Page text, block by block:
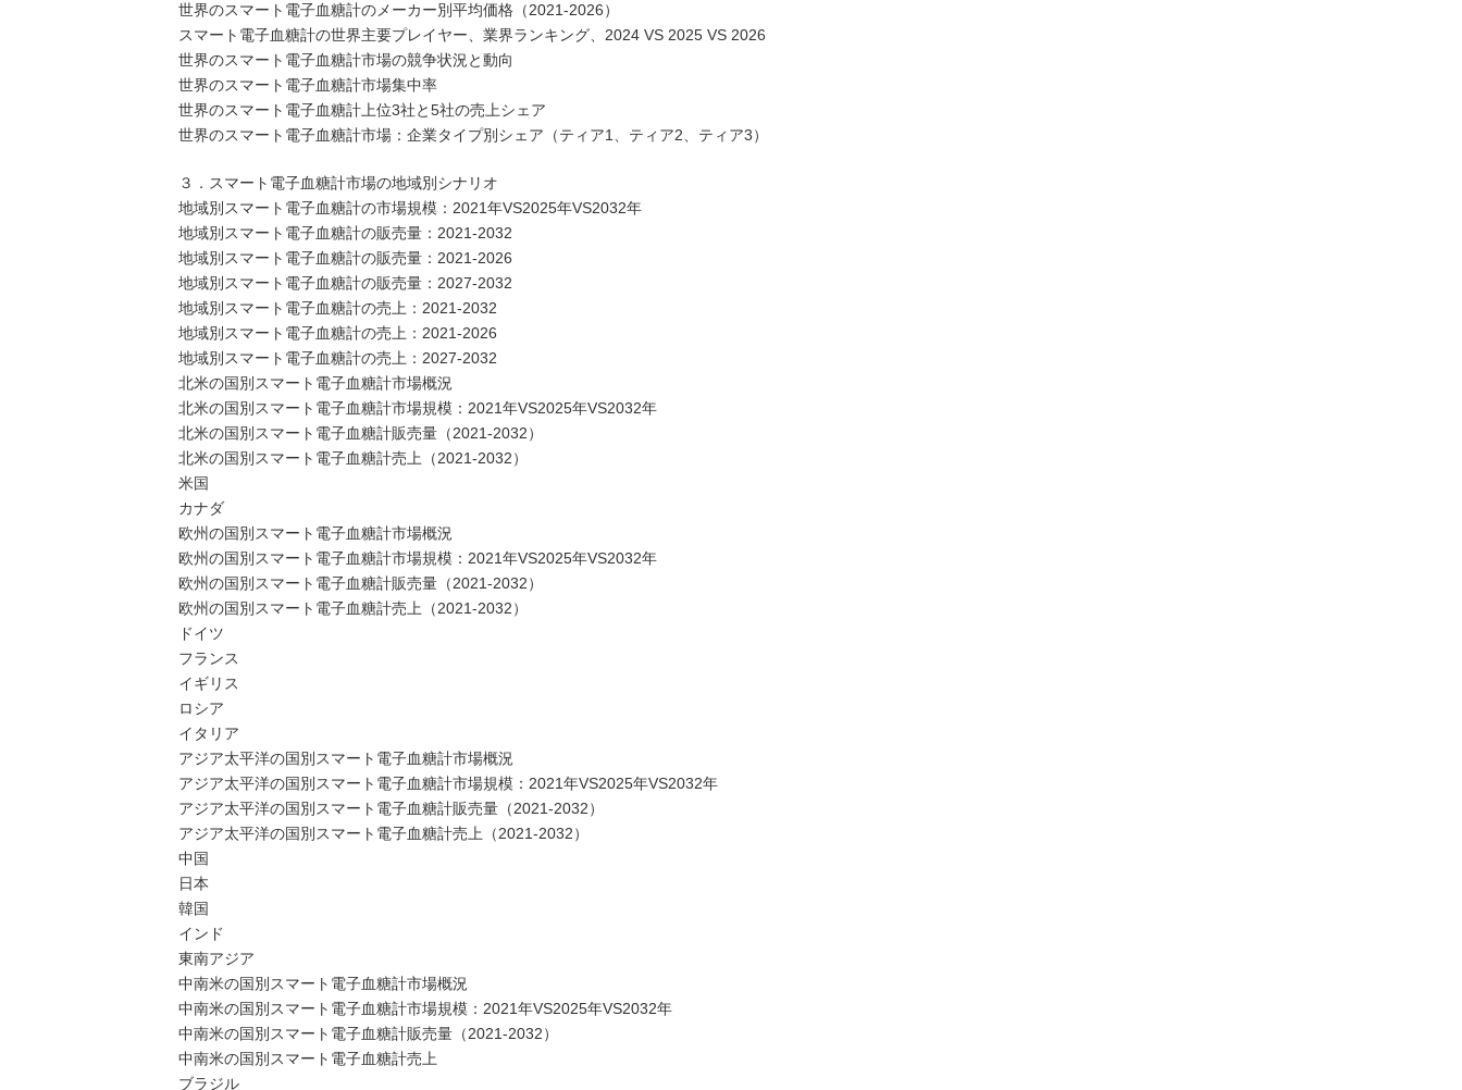
世界のスマート電子血糖計のメーカー別平均価格（2021-2026）
スマート電子血糖計の世界主要プレイヤー、業界ランキング、2024 VS 2025 VS 2026
世界のスマート電子血糖計市場の競争状況と動向
世界のスマート電子血糖計市場集中率
世界のスマート電子血糖計上位3社と5社の売上シェア
世界のスマート電子血糖計市場：企業タイプ別シェア（ティア1、ティア2、ティア3）
３．スマート電子血糖計市場の地域別シナリオ
地域別スマート電子血糖計の市場規模：2021年VS2025年VS2032年
地域別スマート電子血糖計の販売量：2021-2032
地域別スマート電子血糖計の販売量：2021-2026
地域別スマート電子血糖計の販売量：2027-2032
地域別スマート電子血糖計の売上：2021-2032
地域別スマート電子血糖計の売上：2021-2026
地域別スマート電子血糖計の売上：2027-2032
北米の国別スマート電子血糖計市場概況
北米の国別スマート電子血糖計市場規模：2021年VS2025年VS2032年
北米の国別スマート電子血糖計販売量（2021-2032）
北米の国別スマート電子血糖計売上（2021-2032）
米国
カナダ
欧州の国別スマート電子血糖計市場概況
欧州の国別スマート電子血糖計市場規模：2021年VS2025年VS2032年
欧州の国別スマート電子血糖計販売量（2021-2032）
欧州の国別スマート電子血糖計売上（2021-2032）
ドイツ
フランス
イギリス
ロシア
イタリア
アジア太平洋の国別スマート電子血糖計市場概況
アジア太平洋の国別スマート電子血糖計市場規模：2021年VS2025年VS2032年
アジア太平洋の国別スマート電子血糖計販売量（2021-2032）
アジア太平洋の国別スマート電子血糖計売上（2021-2032）
中国
日本
韓国
インド
東南アジア
中南米の国別スマート電子血糖計市場概況
中南米の国別スマート電子血糖計市場規模：2021年VS2025年VS2032年
中南米の国別スマート電子血糖計販売量（2021-2032）
中南米の国別スマート電子血糖計売上
ブラジル